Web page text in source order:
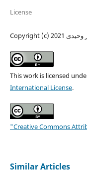
License
This work is licensed
International License.
"Creative Commons
Similar Articles